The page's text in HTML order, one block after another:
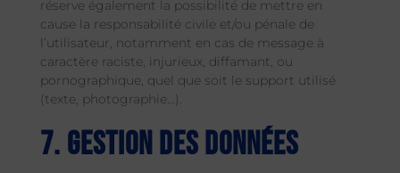
réserve également la possibilité de mettre en
cause la responsabilité civile et/ou pénale de
l’utilisateur, notamment en cas de message à
caractère raciste, injurieux, diffamant, ou
pornographique, quel que soit le support utilisé
(texte, photographie…).
7. Gestion des données